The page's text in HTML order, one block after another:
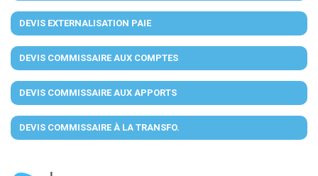
DEVIS EXTERNALISATION PAIE
DEVIS COMMISSAIRE AUX COMPTES
DEVIS COMMISSAIRE AUX APPORTS
DEVIS COMMISSAIRE À LA TRANSFO.